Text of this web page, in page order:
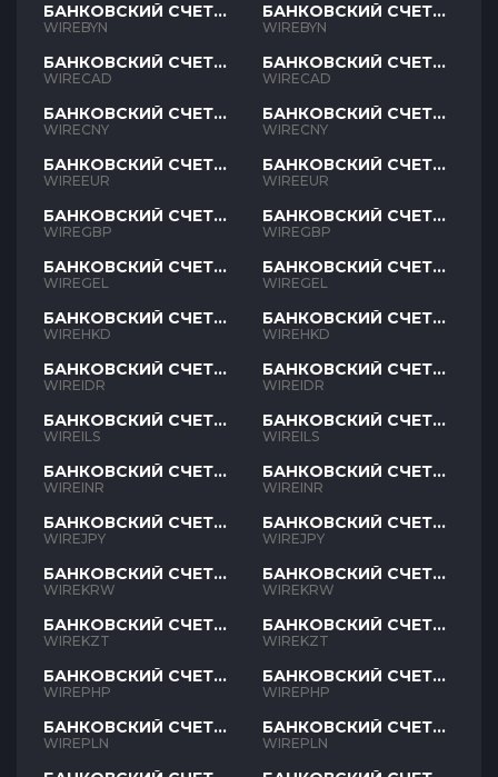
БАНКОВСКИЙ СЧЕТ
BYN
WIREBYN
БАНКОВСКИЙ СЧЕТ
CAD
WIRECAD
БАНКОВСКИЙ СЧЕТ
CNY
WIRECNY
БАНКОВСКИЙ СЧЕТ
EUR
WIREEUR
БАНКОВСКИЙ СЧЕТ
GBP
WIREGBP
БАНКОВСКИЙ СЧЕТ
GEL
WIREGEL
БАНКОВСКИЙ СЧЕТ
HKD
WIREHKD
БАНКОВСКИЙ СЧЕТ
IDR
WIREIDR
БАНКОВСКИЙ СЧЕТ
ILS
WIREILS
БАНКОВСКИЙ СЧЕТ
INR
WIREINR
БАНКОВСКИЙ СЧЕТ
JPY
WIREJPY
БАНКОВСКИЙ СЧЕТ
KRW
WIREKRW
БАНКОВСКИЙ СЧЕТ
KZT
WIREKZT
БАНКОВСКИЙ СЧЕТ
PHP
WIREPHP
БАНКОВСКИЙ СЧЕТ
PLN
WIREPLN
БАНКОВСКИЙ СЧЕТ
BYN
WIREBYN
БАНКОВСКИЙ СЧЕТ
CAD
WIRECAD
БАНКОВСКИЙ СЧЕТ
CNY
WIRECNY
БАНКОВСКИЙ СЧЕТ
EUR
WIREEUR
БАНКОВСКИЙ СЧЕТ
GBP
WIREGBP
БАНКОВСКИЙ СЧЕТ
GEL
WIREGEL
БАНКОВСКИЙ СЧЕТ
HKD
WIREHKD
БАНКОВСКИЙ СЧЕТ
IDR
WIREIDR
БАНКОВСКИЙ СЧЕТ
ILS
WIREILS
БАНКОВСКИЙ СЧЕТ
INR
WIREINR
БАНКОВСКИЙ СЧЕТ
JPY
WIREJPY
БАНКОВСКИЙ СЧЕТ
KRW
WIREKRW
БАНКОВСКИЙ СЧЕТ
KZT
WIREKZT
БАНКОВСКИЙ СЧЕТ
PHP
WIREPHP
БАНКОВСКИЙ СЧЕТ
PLN
WIREPLN